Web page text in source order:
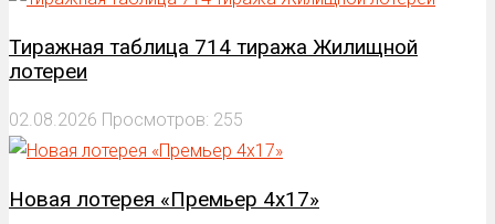
Тиражная таблица 714 тиража Жилищной
лотереи
02.08.2026 Просмотров: 255
Новая лотерея «Премьер 4х17»